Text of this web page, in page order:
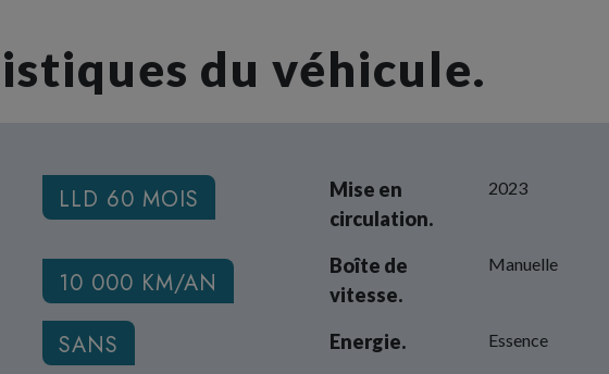
du véhicule.
LLD 60 MOIS
10 000 KM/AN
SANS
Mise en
circulation.
2023
Boîte de
vitesse.
Manuelle
Energie. Essence